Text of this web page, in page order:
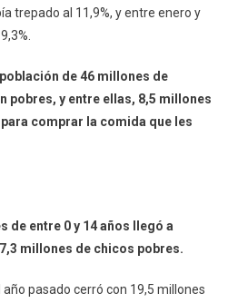
Millones
trepado al 11,9%, y entre enero y
de 46 millones de
pobres, y entre ellas, 8,5 millones
comprar la comida que les
de entre 0 y 14 años llegó a
7,3 millones de chicos pobres.
pasado cerró con 19,5 millones